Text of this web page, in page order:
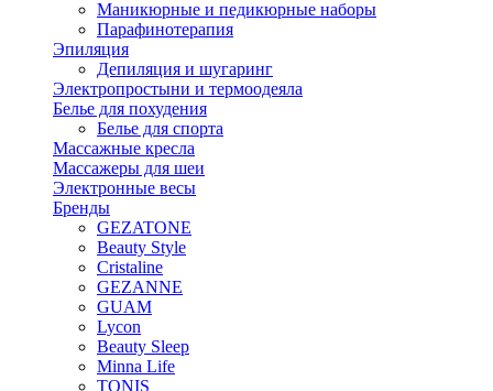
Маникюрные и педикюрные наборы
Парафинотерапия
Эпиляция
Депиляция и шугаринг
Электропростыни и термоодеяла
Белье для похудения
Белье для спорта
Массажные кресла
Массажеры для шеи
Электронные весы
Бренды
GEZATONE
Beauty Style
Cristaline
GEZANNE
GUAM
Lycon
Beauty Sleep
Minna Life
TONIS